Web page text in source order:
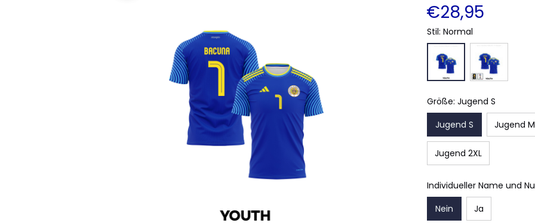
€28,95
Stil: Normal
Größe: Jugend S
Jugend S
Jugend M
Jugend 2XL
Individueller Name und
Nein
Ja